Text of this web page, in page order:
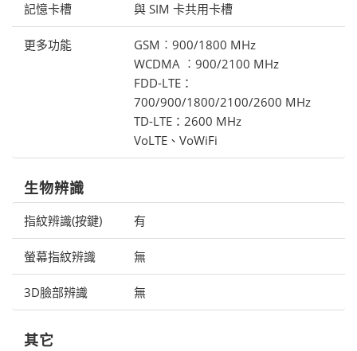
記憶卡槽 與 SIM 卡共用卡槽
更多功能
GSM︰900/1800 MHz
WCDMA ︰900/2100 MHz
FDD-LTE：
700/900/1800/2100/2600 MHz
TD-LTE：2600 MHz
VoLTE、VoWiFi
生物辨識
指紋辨識(按鍵) 有
螢幕指紋辨識 無
3D臉部辨識 無
其它